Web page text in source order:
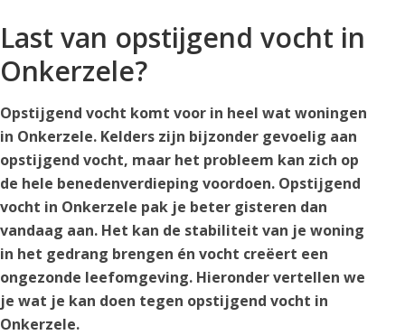
Last van opstijgend vocht in
Onkerzele?
Opstijgend vocht komt voor in heel wat woningen
in Onkerzele. Kelders zijn bijzonder gevoelig aan
opstijgend vocht, maar het probleem kan zich op
de hele benedenverdieping voordoen. Opstijgend
vocht in Onkerzele pak je beter gisteren dan
vandaag aan. Het kan de stabiliteit van je woning
in het gedrang brengen én vocht creëert een
ongezonde leefomgeving. Hieronder vertellen we
je wat je kan doen tegen opstijgend vocht in
Onkerzele.